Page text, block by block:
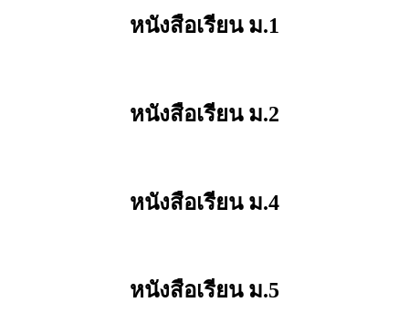
หนังสือเรียน ม.1
หนังสือเรียน ม.2
หนังสือเรียน ม.4
หนังสือเรียน ม.5